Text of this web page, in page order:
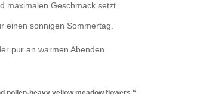
maximalen Geschmack setzt.
einen sonnigen Sommertag.
pur an warmen Abenden.